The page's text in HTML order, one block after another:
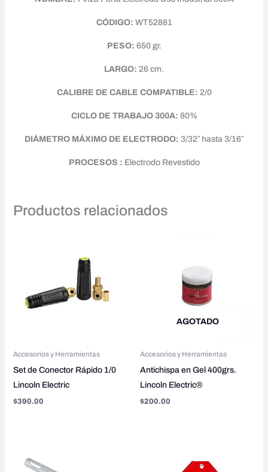
CÓDIGO: WT52881
PESO: 650 gr.
LARGO: 26 cm.
CALIBRE DE CABLE COMPATIBLE: 2/0
CICLO DE TRABAJO 300A: 80%
DIÁMETRO MÁXIMO DE ELECTRODO: 3/32″ hasta 3/16″
PROCESOS : Electrodo Revestido
Productos relacionados
Accesorios y Herramientas
Set de Conector Rápido 1/0
Lincoln Electric
$390.00
AGOTADO
Accesorios y Herramientas
Antichispa en Gel 400grs.
Lincoln Electric®
$200.00